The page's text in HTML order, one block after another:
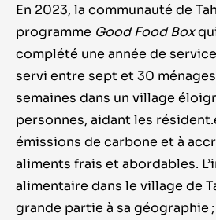
En 2023, la communauté de
programme Good Food Box
complété une année de
servi entre sept et 30
semaines dans un village
personnes, aidant les
émissions de carbone et à
aliments frais et abordables.
alimentaire dans le village de
grande partie à sa géographie